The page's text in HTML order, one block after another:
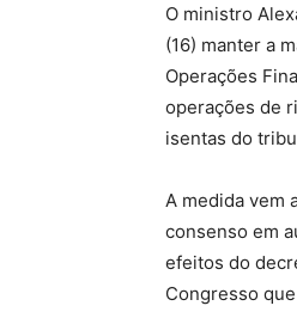
O ministro
(16) manter a
Operações
operações de
isentas do
A medida vem
consenso em
efeitos do
Congresso